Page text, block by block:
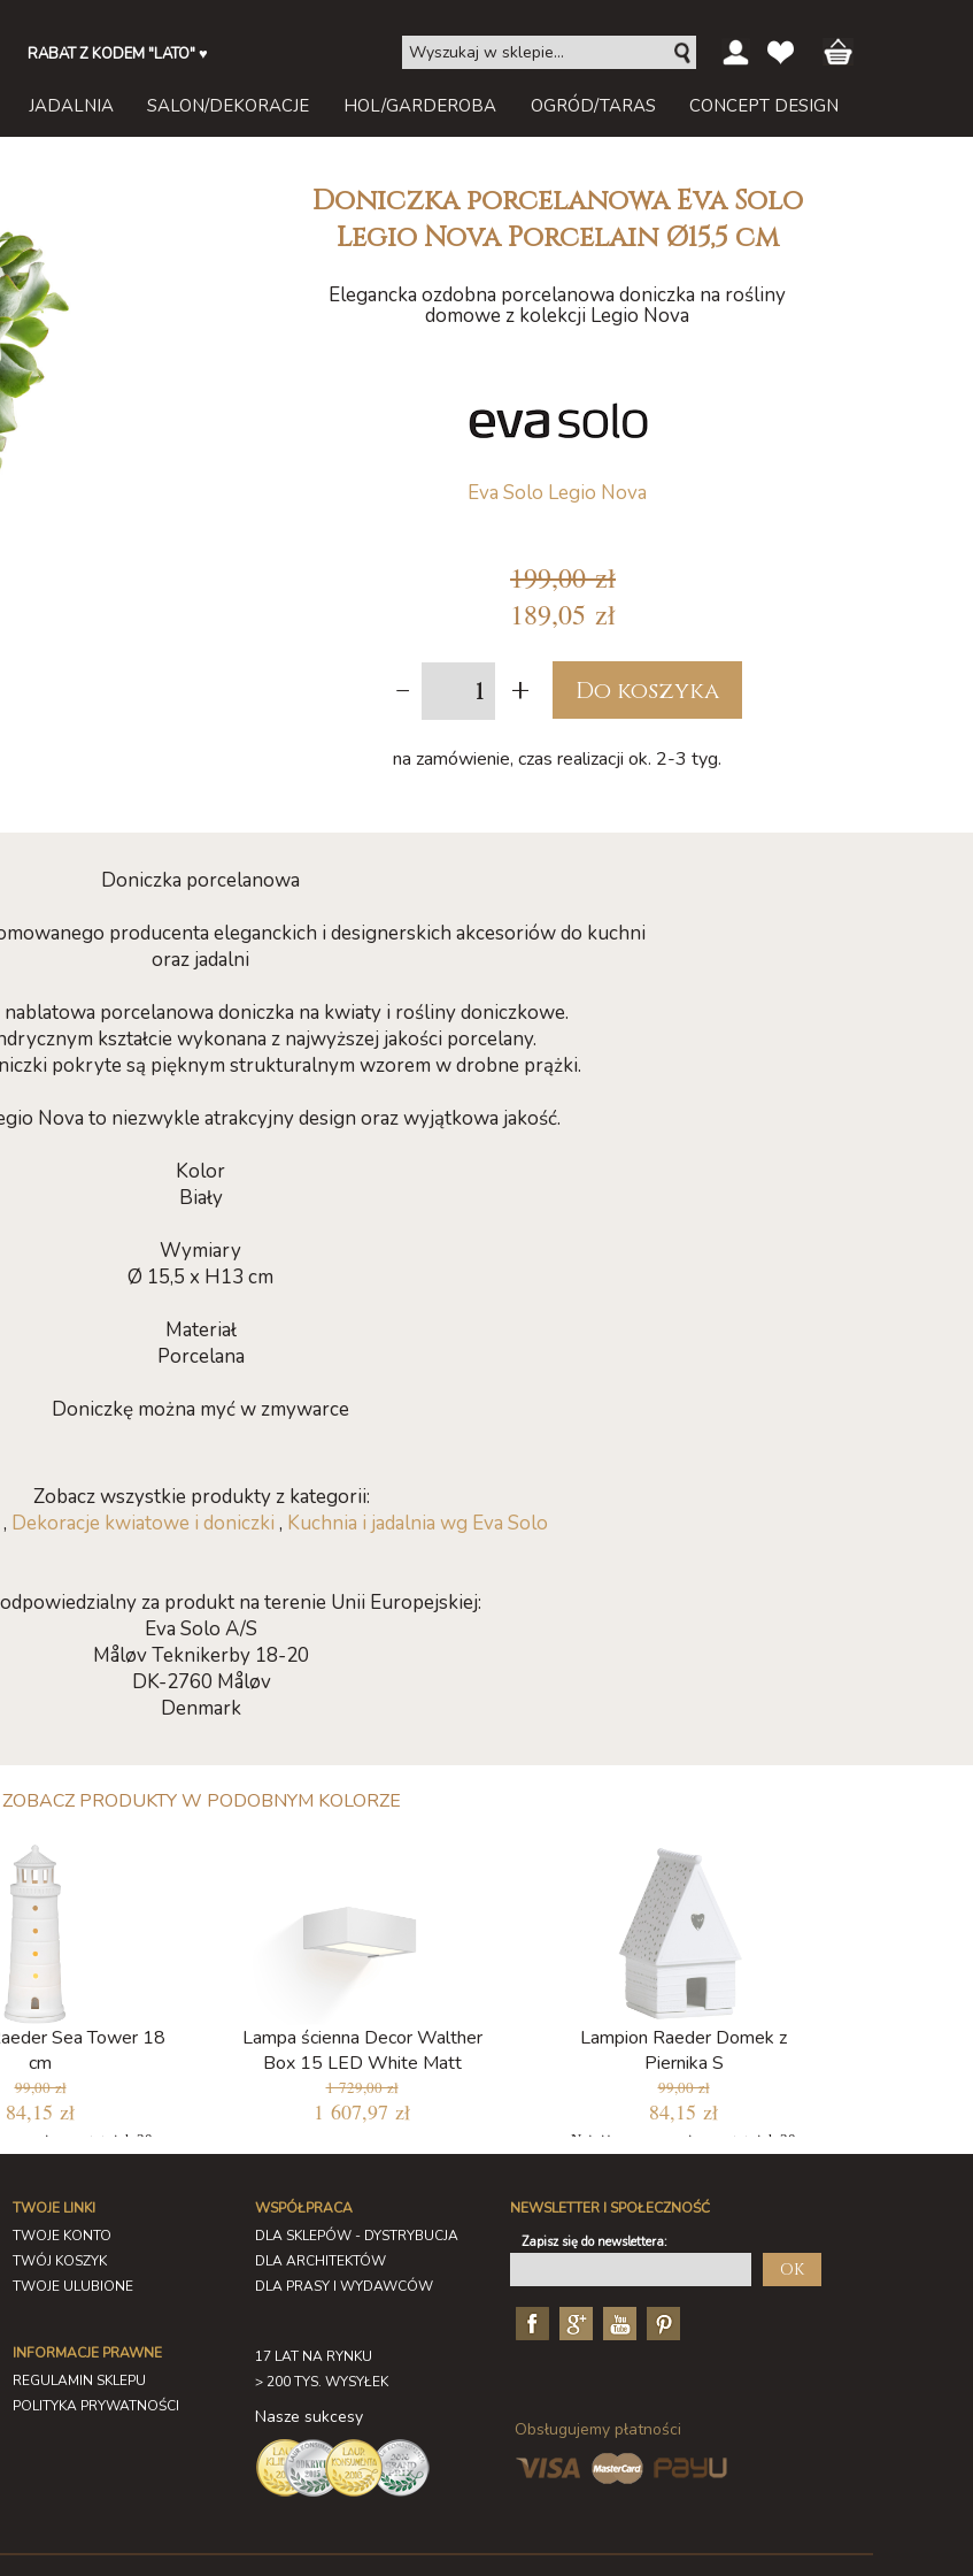
RABAT Z KODEM "LATO"♥
JADALNIA SALON/DEKORACJE HOL/GARDEROBA OGRÓD/TARAS CONCEPT DESIGN
Doniczka porcelanowa Eva Solo
Legio Nova Porcelain Ø15,5 cm
Elegancka ozdobna porcelanowa doniczka na rośliny
domowe z kolekcji Legio Nova
Eva Solo Legio Nova
199,00 zł
189,05 zł
- + Do koszyka
na zamówienie, czas realizacji ok. 2-3 tyg.
Doniczka porcelanowa
producenta eleganckich i designerskich akcesoriów do kuchni
oraz jadalni
nablatowa porcelanowa doniczka na kwiaty i rośliny doniczkowe.
kształcie wykonana z najwyższej jakości porcelany.
pokryte są pięknym strukturalnym wzorem w drobne prążki.
Nova to niezwykle atrakcyjny design oraz wyjątkowa jakość.
Kolor
Biały
Wymiary
Ø 15,5 x H13 cm
Materiał
Porcelana
Doniczkę można myć w zmywarce
Zobacz wszystkie produkty z kategorii:
, Dekoracje kwiatowe i doniczki , Kuchnia i jadalnia wg Eva Solo
za produkt na terenie Unii Europejskiej:
Eva Solo A/S
Måløv Teknikerby 18-20
DK-2760 Måløv
Denmark
ZOBACZ PRODUKTY W PODOBNYM KOLORZE
Sea ​​Tower 18
cm
99,00 zł
84,15 zł
w ciągu ostatnich 30
dni: 84,15 zł
Lampa ścienna Decor Walther
Box 15 LED White Matt
1 729,00 zł
1 607,97 zł
Lampion Raeder Domek z
Piernika S
99,00 zł
84,15 zł
Najniższa cena w ciągu ostatnich 30
dni: 84,15 zł
TWOJE LINKI
TWOJE KONTO
TWÓJ KOSZYK
TWOJE ULUBIONE
INFORMACJE PRAWNE
REGULAMIN SKLEPU
POLITYKA PRYWATNOŚCI
WSPÓŁPRACA
DLA SKLEPÓW - DYSTRYBUCJA
DLA ARCHITEKTÓW
DLA PRASY I WYDAWCÓW
17 LAT NA RYNKU
> 200 TYS. WYSYŁEK
Nasze sukcesy
NEWSLETTER I SPOŁECZNOŚĆ
Zapisz się do newslettera:
OK
Obsługujemy płatności